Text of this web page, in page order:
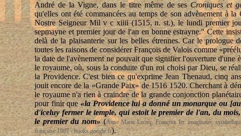
André de la Vigne, dans le titre même de sesCroniques et
qu'elles ont été commancées au temps de son advènement à
Nostre Seigneur Mil v c xiiii (1515, n. st.), le lundi premier
sepmayne et premier jour de l'an en bonne estrayne." Cette
delà de la plaisanterie sur les belles étrennes. Car le prologue
toutes les raisons de considérer François de Valois comme
la date de l'avènement ne pouvait que signifier l'ouverture d'une
le royaume, où, sous la conduite d'un roi choisi par Dieu, se
la Providence. C'est bien ce qu'exprime Jean Thenaud, cinq
jouit encore de la «Grande Paix» de 1516 1520. Cherchant à
le royaume n'a rien à craindre de la grande conjonction
pour finir que«la Providence lui a donné un monarque ou
d'iceluy fermer le temple, qui estoit le premier de l'an, du
le premier du nom»(Anne-Marie Lecoq, François Ier imaginaire:
française 1987 - books.google.fr).